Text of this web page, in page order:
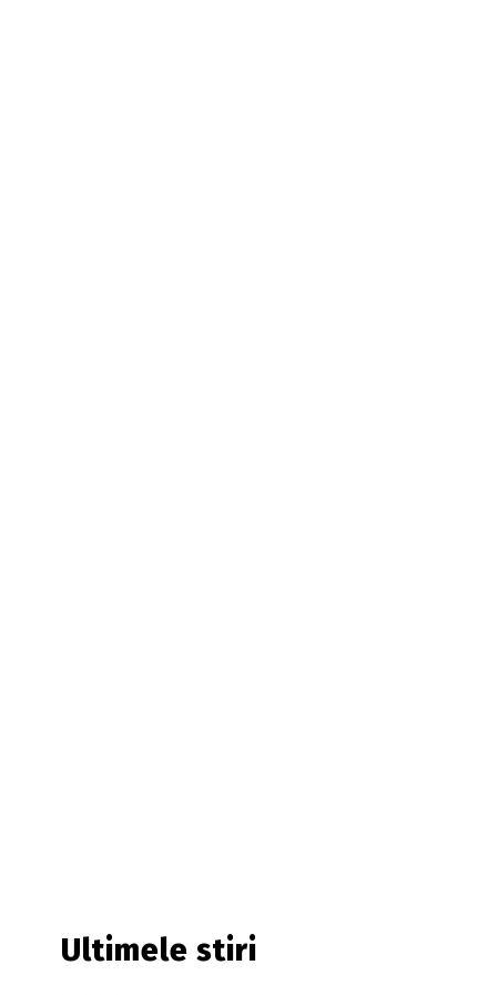
Ultimele stiri